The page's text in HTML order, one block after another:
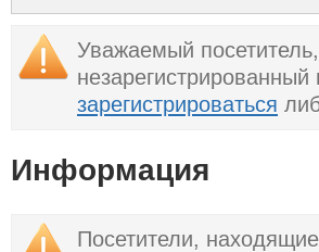
Уважаемый
зарегистрироваться
Информация
Посетители,